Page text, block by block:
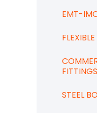
EMT-
FITTINGS
STEEL